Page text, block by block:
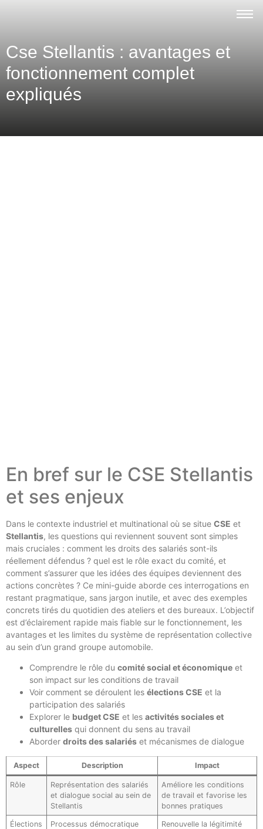
Cse Stellantis : avantages et
fonctionnement complet
expliqués
En bref sur le CSE Stellantis
et ses enjeux
Dans le contexte industriel et multinational où se situe CSE et
Stellantis, les questions qui reviennent souvent sont simples
mais cruciales : comment les droits des salariés sont-ils
réellement défendus ? quel est le rôle exact du comité, et
comment s’assurer que les idées des équipes deviennent des
actions concrètes ? Ce mini-guide aborde ces interrogations en
restant pragmatique, sans jargon inutile, et avec des exemples
concrets tirés du quotidien des ateliers et des bureaux. L’objectif
est d’éclairement rapide mais fiable sur le fonctionnement, les
avantages et les limites du système de représentation collective
au sein d’un grand groupe automobile.
Comprendre le rôle du comité social et économique et
son impact sur les conditions de travail
Voir comment se déroulent les élections CSE et la
participation des salariés
Explorer le budget CSE et les activités sociales et
culturelles qui donnent du sens au travail
Aborder droits des salariés et mécanismes de dialogue
Aspect Description Impact
Rôle
Représentation des salariés
et dialogue social au sein de
Stellantis
Améliore les conditions
de travail et favorise les
bonnes pratiques
Élections
Processus démocratique
Renouvelle la légitimité